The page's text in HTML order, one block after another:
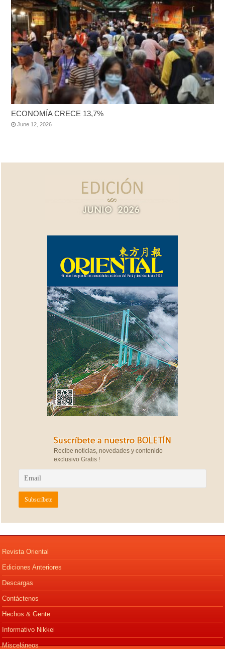
ECONOMÍA CRECE 13,7%
June 12, 2026
Recibe noticias, novedades y contenido
exclusivo Gratis !
Revista Oriental
Ediciones Anteriores
Descargas
Contáctenos
Hechos & Gente
Informativo Nikkei
Misceláneos